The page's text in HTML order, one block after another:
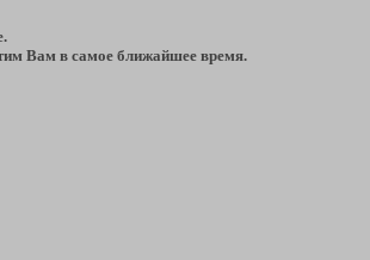
Вам в самое ближайшее время.